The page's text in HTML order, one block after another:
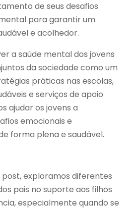
de seus desafios
para garantir um
e acolhedor.
a saúde mental dos jovens
da sociedade como um
práticas nas escolas,
e serviços de apoio
ajudar os jovens a
emocionais e
forma plena e saudável.
exploramos diferentes
pais no suporte aos filhos
especialmente quando se